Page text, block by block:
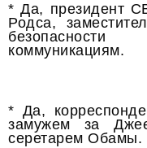
* Да, президент
Родса,
коммуникациям.
* Да,
замужем за
серетарем Обамы.